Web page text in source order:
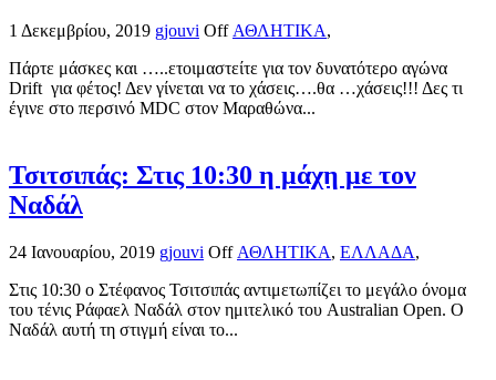
1 Δεκεμβρίου, 2019 gjouvi Off ΑΘΛΗΤΙΚΑ,
Πάρτε μάσκες και …..ετοιμαστείτε για τον δυνατότερο αγώνα
Drift για φέτος! Δεν γίνεται να το χάσεις….θα …χάσεις!!! Δες τι
έγινε στο περσινό MDC στον Μαραθώνα...
Τσιτσιπάς: Στις 10:30 η μάχη με τον
Ναδάλ
24 Ιανουαρίου, 2019 gjouvi Off ΑΘΛΗΤΙΚΑ, ΕΛΛΑΔΑ,
Στις 10:30 ο Στέφανος Τσιτσιπάς αντιμετωπίζει το μεγάλο όνομα
του τένις Ράφαελ Ναδάλ στον ημιτελικό του Australian Open. Ο
Ναδάλ αυτή τη στιγμή είναι το...